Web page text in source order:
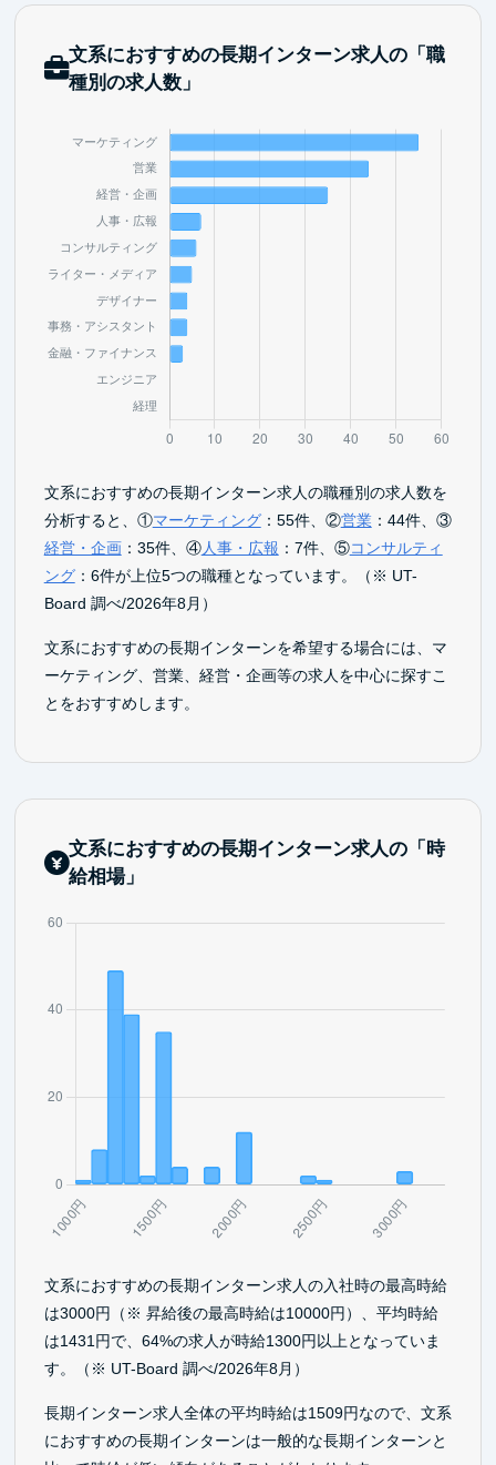
文系におすすめの長期インターン求人の「職
種別の求人数」
文系におすすめの長期インターン求人の職種別の求人数を
分析すると、①マーケティング：55件、②営業：44件、③
経営・企画：35件、④人事・広報 ：7件、⑤コンサルティ
ング：6件が上位5つの職種となっています。（※ UT-
Board 調べ/2026年8月）
文系におすすめの長期インターンを希望する場合には、マ
ーケティング、営業、経営・企画等の求人を中心に探すこ
とをおすすめします。
文系におすすめの長期インターン求人の「時
給相場」
文系におすすめの長期インターン求人の入社時の最高時給
は3000円（※ 昇給後の最高時給は10000円）、平均時給
は1431円で、64%の求人が時給1300円以上となっていま
す。（※ UT-Board 調べ/2026年8月）
長期インターン求人全体の平均時給は1509円なので、文系
におすすめの長期インターンは一般的な長期インターンと